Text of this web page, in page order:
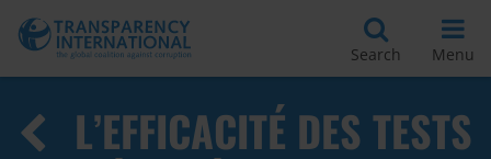
Search Menu
L’EFFICACITÉ DES TESTS